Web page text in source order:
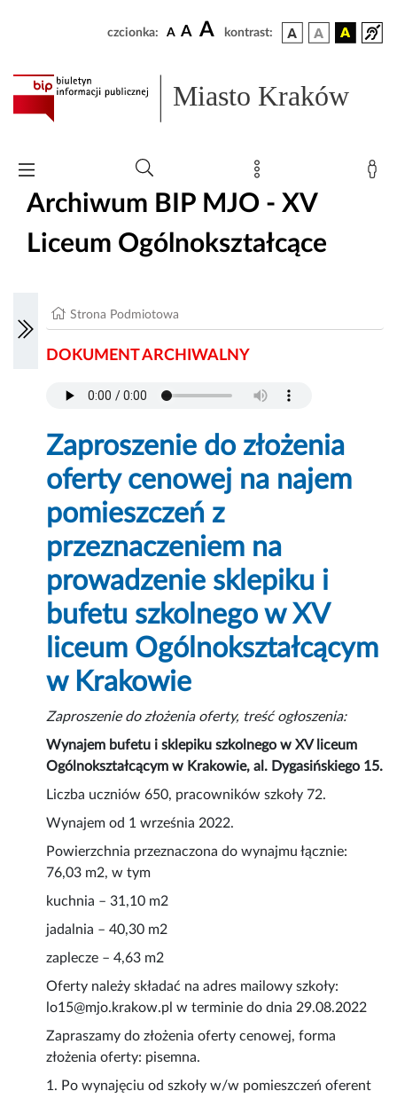
czcionka: A A A kontrast:
Miasto Kraków
Archiwum BIP MJO - XV
Liceum Ogólnokształcące
Strona Podmiotowa
DOKUMENT ARCHIWALNY
Zaproszenie do złożenia
oferty cenowej na najem
pomieszczeń z
przeznaczeniem na
prowadzenie sklepiku i
bufetu szkolnego w XV
liceum Ogólnokształcącym
w Krakowie
Zaproszenie do złożenia oferty, treść ogłoszenia:
Wynajem bufetu i sklepiku szkolnego w XV liceum
Ogólnokształcącym w Krakowie, al. Dygasińskiego 15.
Liczba uczniów 650, pracowników szkoły 72.
Wynajem od 1 września 2022.
Powierzchnia przeznaczona do wynajmu łącznie:
76,03 m2, w tym
kuchnia – 31,10 m2
jadalnia – 40,30 m2
zaplecze – 4,63 m2
Oferty należy składać na adres mailowy szkoły:
lo15@mjo.krakow.pl w terminie do dnia 29.08.2022
Zapraszamy do złożenia oferty cenowej, forma
złożenia oferty: pisemna.
1. Po wynajęciu od szkoły w/w pomieszczeń oferent